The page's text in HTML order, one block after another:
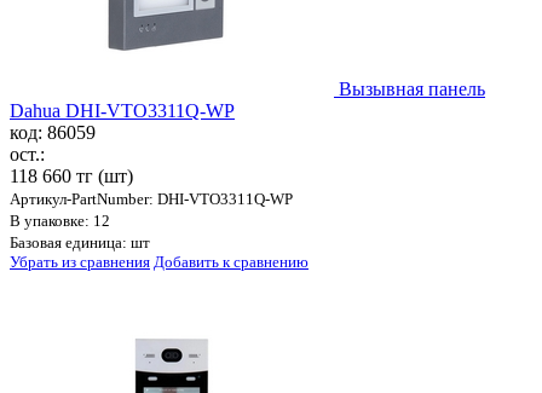
Вызывная панель
Dahua DHI-VTO3311Q-WP
код: 86059
ост.:
118 660 тг (шт)
Артикул-PartNumber: DHI-VTO3311Q-WP
В упаковке: 12
Базовая единица: шт
Убрать из сравнения Добавить к сравнению